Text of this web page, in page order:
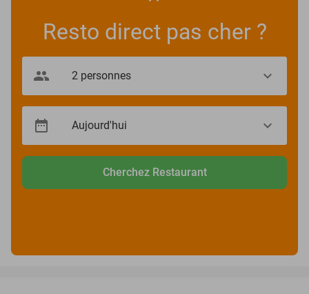
Resto direct pas cher ?
Cherchez Restaurant